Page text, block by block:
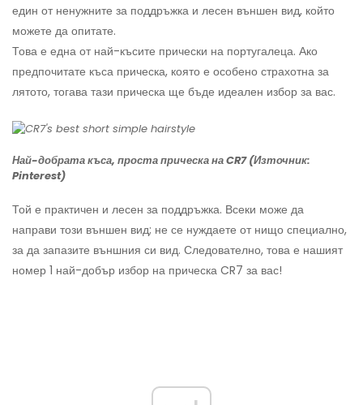
един от ненужните за поддръжка и лесен външен вид, който
можете да опитате.
Това е една от най-късите прически на португалеца. Ако
предпочитате къса прическа, която е особено страхотна за
лятото, тогава тази прическа ще бъде идеален избор за вас.
Най-добрата къса, проста прическа на CR7 (Източник:
Pinterest)
Той е практичен и лесен за поддръжка. Всеки може да
направи този външен вид; не се нуждаете от нищо специално,
за да запазите външния си вид. Следователно, това е нашият
номер 1 най-добър избор на прическа CR7 за вас!